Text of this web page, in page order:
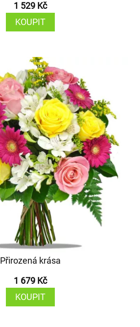
1 529 Kč
KOUPIT
Přirozená krása
1 679 Kč
KOUPIT